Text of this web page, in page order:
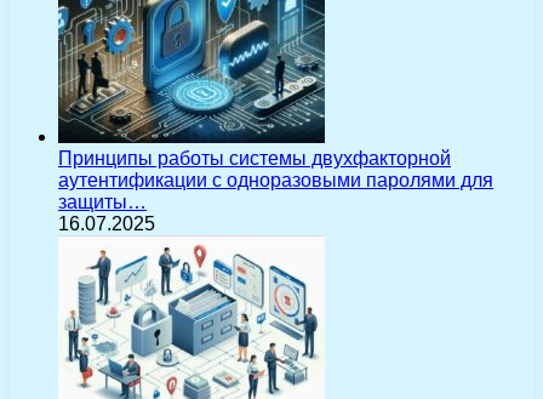
Принципы работы системы двухфакторной
аутентификации с одноразовыми паролями для
защиты…
16.07.2025